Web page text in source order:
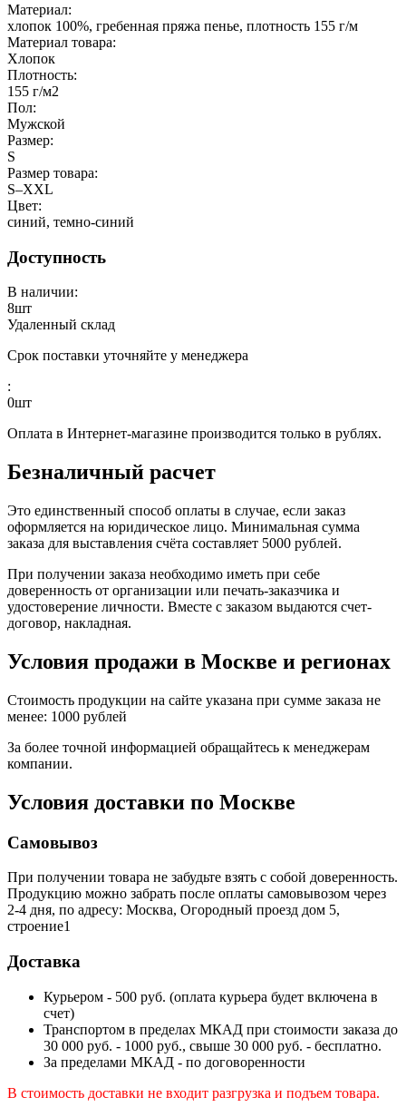
Материал:
хлопок 100%, гребенная пряжа пенье, плотность 155 г/м
Материал товара:
Хлопок
Плотность:
155 г/м2
Пол:
Мужской
Размер:
S
Размер товара:
S–XXL
Цвет:
синий, темно-синий
Доступность
В наличии:
8шт
Удаленный склад
Срок поставки уточняйте у менеджера
:
0шт
Оплата в Интернет-магазине производится только в рублях.
Безналичный расчет
Это единственный способ оплаты в случае, если заказ
оформляется на юридическое лицо. Минимальная сумма
заказа для выставления счёта составляет 5000 рублей.
При получении заказа необходимо иметь при себе
доверенность от организации или печать-заказчика и
удостоверение личности. Вместе с заказом выдаются счет-
договор, накладная.
Условия продажи в Москве и регионах
Стоимость продукции на сайте указана при сумме заказа не
менее: 1000 рублей
За более точной информацией обращайтесь к менеджерам
компании.
Условия доставки по Москве
Самовывоз
При получении товара не забудьте взять с собой доверенность.
Продукцию можно забрать после оплаты самовывозом через
2-4 дня, по адресу: Москва, Огородный проезд дом 5,
строение1
Доставка
Курьером - 500 руб. (оплата курьера будет включена в
счет)
Транспортом в пределах МКАД при стоимости заказа до
30 000 руб. - 1000 руб., свыше 30 000 руб. - бесплатно.
За пределами МКАД - по договоренности
В стоимость доставки не входит разгрузка и подъем товара.